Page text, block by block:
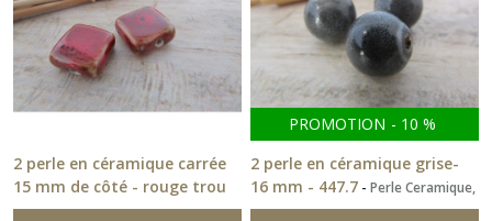
2 perle en céramique carrée
15 mm de côté - rouge trou
1.5 - 405.7-Perle Ceramique,
PROMOTION - 10 %
2 perle en céramique grise-
16 mm - 447.7 -Perle Ceramique,
Nacre
(85)
Pinces
cravate